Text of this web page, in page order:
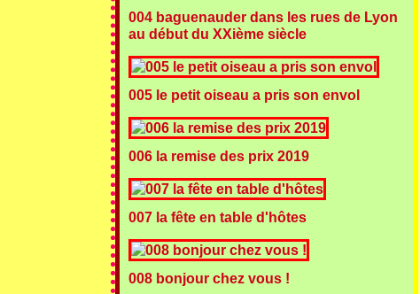
004 baguenauder dans les rues de Lyon
au début du XXième siècle
005 le petit oiseau a pris son envol
006 la remise des prix 2019
007 la fête en table d'hôtes
008 bonjour chez vous !